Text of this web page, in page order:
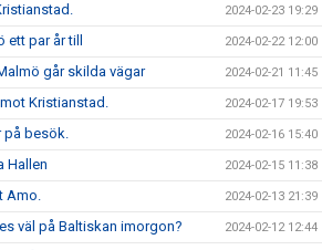
2024-02-23 19:29
par år till 2024-02-22 12:00
går skilda vägar 2024-02-21 11:45
Kristianstad. 2024-02-17 19:53
på besök. 2024-02-16 15:40
Hallen 2024-02-15 11:38
Amo. 2024-02-13 21:39
väl på Baltiskan imorgon? 2024-02-12 12:44